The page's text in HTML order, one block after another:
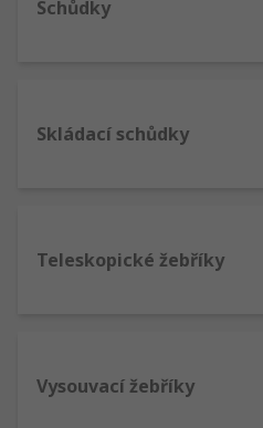
Schůdky
Skládací schůdky
Teleskopické žebříky
Vysouvací žebříky